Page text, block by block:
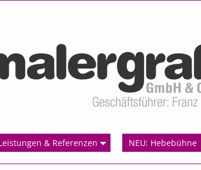
& Referenzen NEU: Hebebühne